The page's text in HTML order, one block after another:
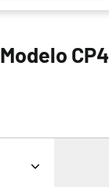
Modelo CP4